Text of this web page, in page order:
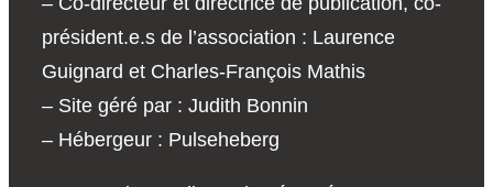
président.e.s de l’association : Laurence
Guignard et Charles-François Mathis
– Site géré par : Judith Bonnin
– Hébergeur : Pulseheberg